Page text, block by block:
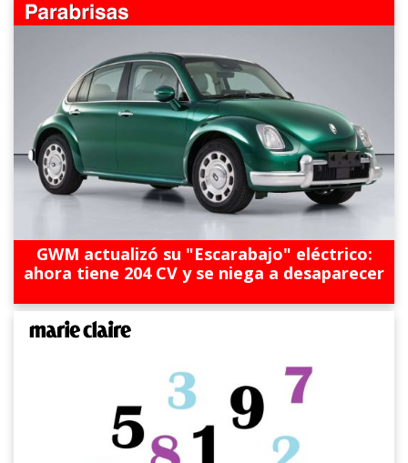
GWM actualizó su "Escarabajo" eléctrico:
ahora tiene 204 CV y se niega a desaparecer